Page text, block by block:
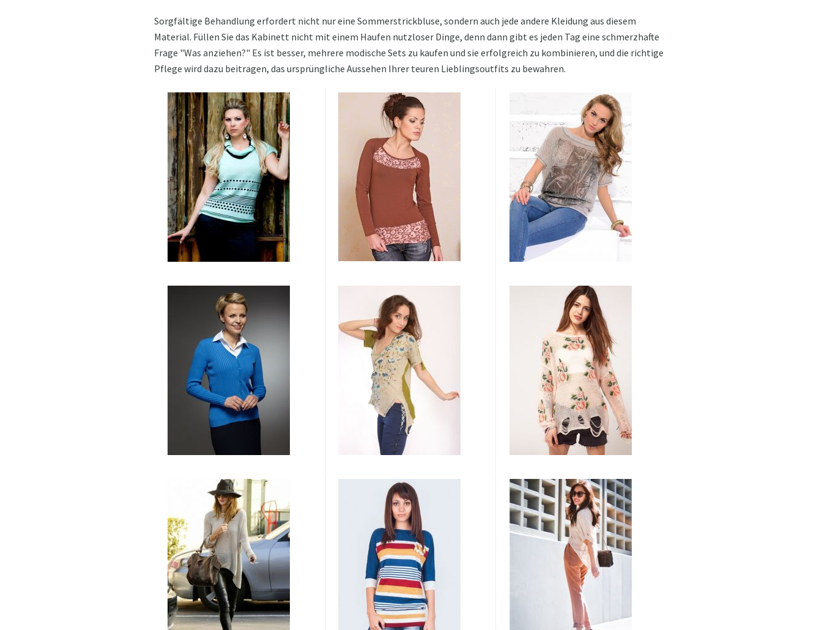
Sorgfältige Behandlung erfordert nicht nur eine Sommerstrickbluse, sondern auch jede andere Kleidung aus diesem
Material. Füllen Sie das Kabinett nicht mit einem Haufen nutzloser Dinge, denn dann gibt es jeden Tag eine schmerzhafte
Frage "Was anziehen?" Es ist besser, mehrere modische Sets zu kaufen und sie erfolgreich zu kombinieren, und die richtige
Pflege wird dazu beitragen, das ursprüngliche Aussehen Ihrer teuren Lieblingsoutfits zu bewahren.